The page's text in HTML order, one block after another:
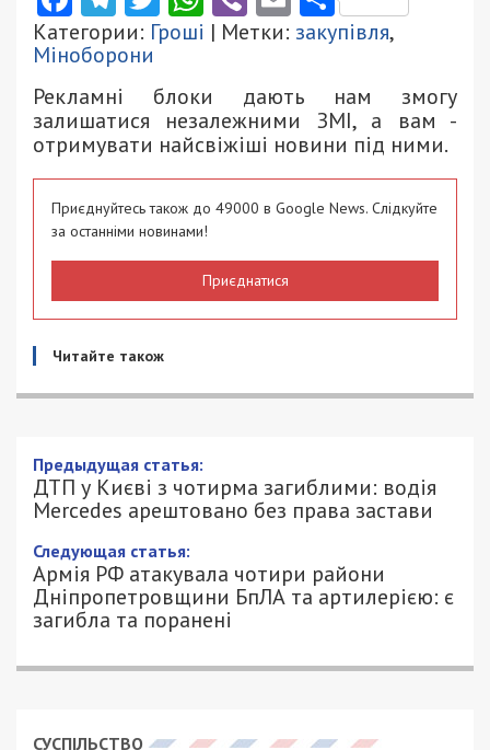
Категории: Гроші | Метки: закупівля,
Міноборони
Рекламні блоки дають нам змогу
залишатися незалежними ЗМІ, а вам -
отримувати найсвіжіші новини під ними.
Приєднуйтесь також до 49000 в Google News. Слідкуйте
за останніми новинами!
Приєднатися
Читайте також
ДТП у Києві з чотирма загиблими:
водія Mercedes арештовано без права
застави
8/06/2026 - 16:30
АННА БАУМАН - СПЕЦИАЛЬНО ДЛЯ
49000.COM.UA
388